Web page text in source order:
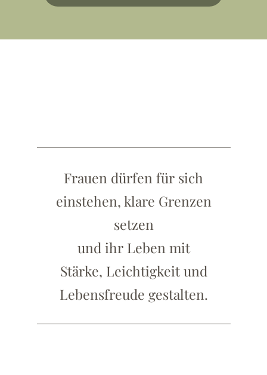
Frauen dürfen für sich
einstehen, klare Grenzen
setzen
und ihr Leben mit
Stärke, Leichtigkeit und
Lebensfreude gestalten.